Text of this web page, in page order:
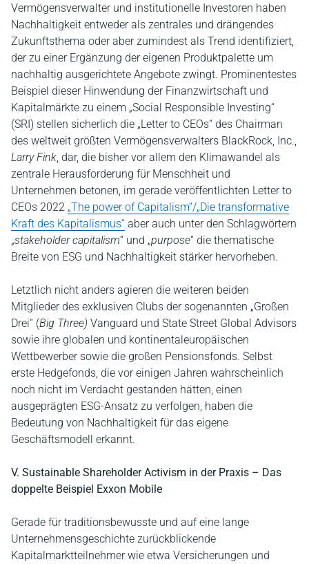
Vermögensverwalter und institutionelle Investoren haben
Nachhaltigkeit entweder als zentrales und drängendes
Zukunftsthema oder aber zumindest als Trend identifiziert,
der zu einer Ergänzung der eigenen Produktpalette um
nachhaltig ausgerichtete Angebote zwingt. Prominentestes
Beispiel dieser Hinwendung der Finanzwirtschaft und
Kapitalmärkte zu einem „Social Responsible Investing“
(SRI) stellen sicherlich die „Letter to CEOs“ des Chairman
des weltweit größten Vermögensverwalters BlackRock, Inc.,
Larry Fink, dar, die bisher vor allem den Klimawandel als
zentrale Herausforderung für Menschheit und
Unternehmen betonen, im gerade veröffentlichten Letter to
CEOs 2022 „The power of Capitalism“/„Die transformative
Kraft des Kapitalismus“ aber auch unter den Schlagwörtern
„stakeholder capitalism“ und „purpose“ die thematische
Breite von ESG und Nachhaltigkeit stärker hervorheben.
Letztlich nicht anders agieren die weiteren beiden
Mitglieder des exklusiven Clubs der sogenannten „Großen
Drei“ (Big Three) Vanguard und State Street Global Advisors
sowie ihre globalen und kontinentaleuropäischen
Wettbewerber sowie die großen Pensionsfonds. Selbst
erste Hedgefonds, die vor einigen Jahren wahrscheinlich
noch nicht im Verdacht gestanden hätten, einen
ausgeprägten ESG-Ansatz zu verfolgen, haben die
Bedeutung von Nachhaltigkeit für das eigene
Geschäftsmodell erkannt.
V. Sustainable Shareholder Activism in der Praxis – Das
doppelte Beispiel Exxon Mobile
Gerade für traditionsbewusste und auf eine lange
Unternehmensgeschichte zurückblickende
Kapitalmarktteilnehmer wie etwa Versicherungen und